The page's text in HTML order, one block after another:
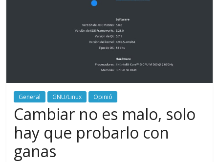
General GNU/Linux Opinió
Cambiar no es malo, solo
hay que probarlo con
ganas